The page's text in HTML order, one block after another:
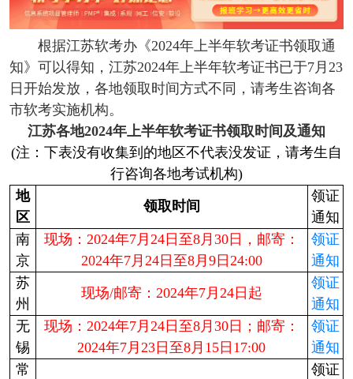
根据江苏软考办《2024年上半年软考证书领取通
知》可以得知，江苏2024年上半年软考证书已于7月23
日开始发放，各地领取时间方式不同，请考生咨询各
市软考实施机构。
江苏各地2024年上半年软考证书领取时间及通知
(注：下表没有收集到的地区不代表没发证，请考生自
行咨询各地考试机构)
地
区
领取时间
领证
通知
南
京
现场：2024年7月24日至8月30日，邮寄：
2024年7月24日至8月9日 24:00
领证
通知
苏
州
现场/邮寄：2024年7月24日起
领证
通知
无
锡
现场：2024年7月24日至8月30日；邮寄：
2024年7月23日至8月15日17:00
领证
通知
常
领证